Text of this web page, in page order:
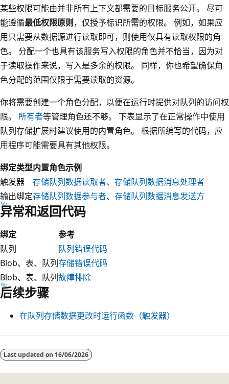
某些权限可能由并非所有上下文都需要的目标服务公开。 尽可
能遵循最低权限原则，仅授予标识所需的权限。 例如，如果应
用只需要从数据源进行读取即可，则使用仅具有读取权限的角
色。 分配一个也具有该服务写入权限的角色并不恰当，因为对
于读取操作来说，写入是多余的权限。 同样，你也希望确保角
色分配的范围仅限于需要读取的资源。
你将需要创建一个角色分配，以便在运行时提供对队列的访问权
限。 所有者等管理角色还不够。 下表显示了在正常操作中使用
队列存储扩展时建议使用的内置角色。 根据所编写的代码，应
用程序可能需要具有其他权限。
绑定类型内置角色示例
触发器
存储队列数据读取者、 存储队列数据消息处理者
输出绑定存储队列数据参与者、 存储队列数据消息发送方
异常和返回代码
绑定
参考
队列
队列错误代码
Blob、表、队列存储错误代码
Blob、表、队列故障排除
后续步骤
在队列存储数据更改时运行函数（触发器）
Last updated on 16/06/2026